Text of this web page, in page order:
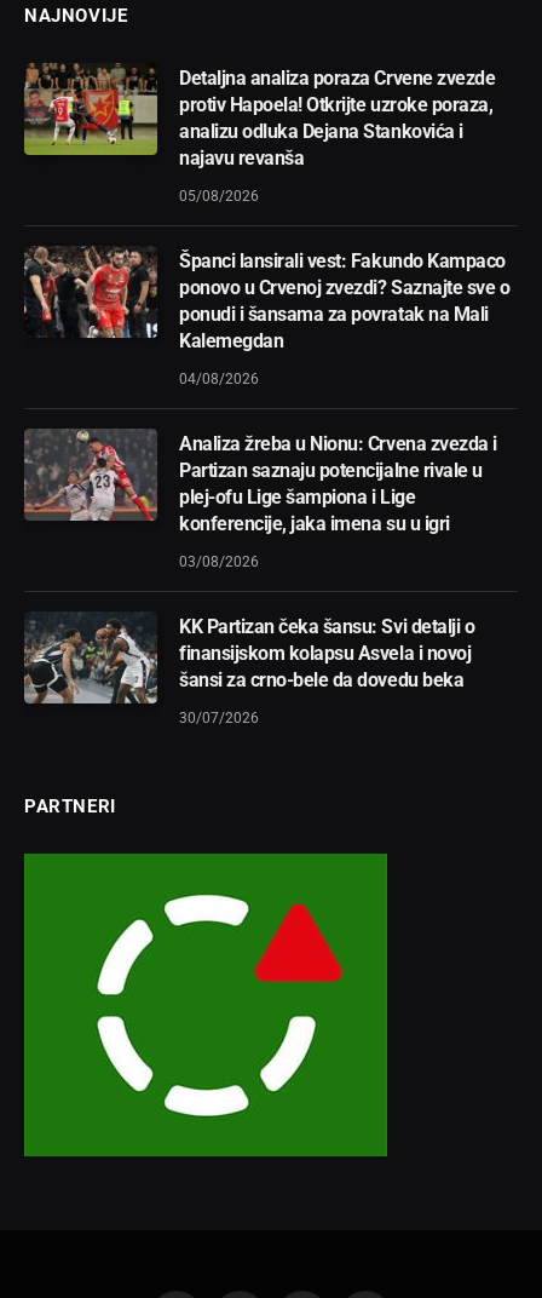
NAJNOVIJE
Detaljna analiza poraza Crvene zvezde
protiv Hapoela! Otkrijte uzroke poraza,
analizu odluka Dejana Stankovića i
najavu revanša
05/08/2026
Španci lansirali vest: Fakundo Kampaco
ponovo u Crvenoj zvezdi? Saznajte sve o
ponudi i šansama za povratak na Mali
Kalemegdan
04/08/2026
Analiza žreba u Nionu: Crvena zvezda i
Partizan saznaju potencijalne rivale u
plej-ofu Lige šampiona i Lige
konferencije, jaka imena su u igri
03/08/2026
KK Partizan čeka šansu: Svi detalji o
finansijskom kolapsu Asvela i novoj
šansi za crno-bele da dovedu beka
30/07/2026
PARTNERI